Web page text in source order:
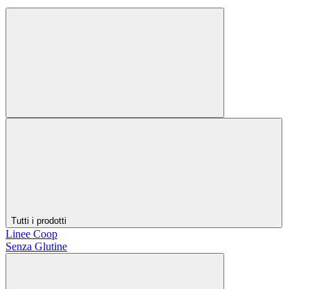
Tutti i prodotti
Linee Coop
Senza Glutine